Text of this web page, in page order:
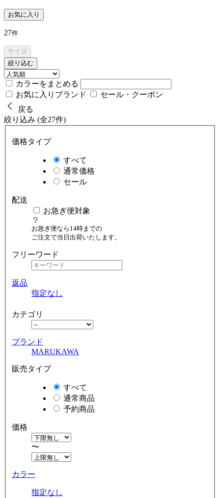
お気に入り
27件
サイズ
絞り込む
カラーをまとめる
お気に入りブランド
セール・クーポン
戻る
絞り込み (全27件)
価格タイプ
すべて
通常価格
セール
配送
お急ぎ便対象
お急ぎ便なら14時までの
ご注文で当日出荷いたします。
フリーワード
返品
指定なし
カテゴリ
ブランド
MARUKAWA
販売タイプ
すべて
通常商品
予約商品
価格
〜
カラー
指定なし